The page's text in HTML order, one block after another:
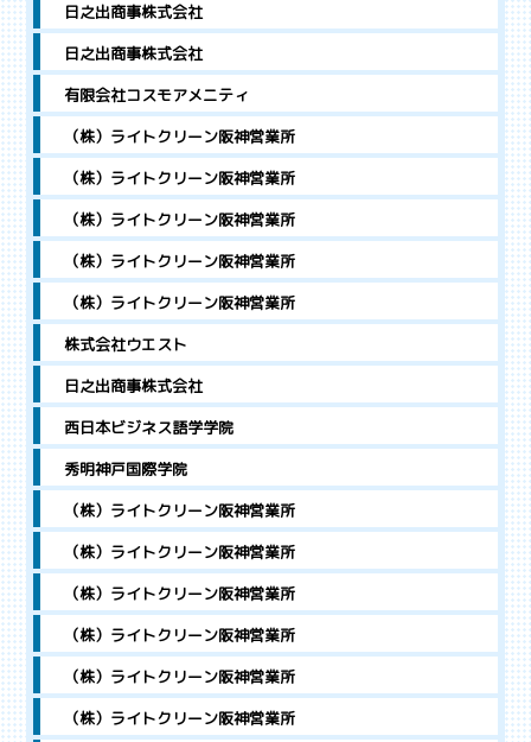
日之出商事株式会社
日之出商事株式会社
有限会社コスモアメニティ
（株）ライトクリーン阪神営業所
（株）ライトクリーン阪神営業所
（株）ライトクリーン阪神営業所
（株）ライトクリーン阪神営業所
（株）ライトクリーン阪神営業所
株式会社ウエスト
日之出商事株式会社
西日本ビジネス語学学院
秀明神戸国際学院
（株）ライトクリーン阪神営業所
（株）ライトクリーン阪神営業所
（株）ライトクリーン阪神営業所
（株）ライトクリーン阪神営業所
（株）ライトクリーン阪神営業所
（株）ライトクリーン阪神営業所